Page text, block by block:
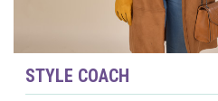
STYLE COACH